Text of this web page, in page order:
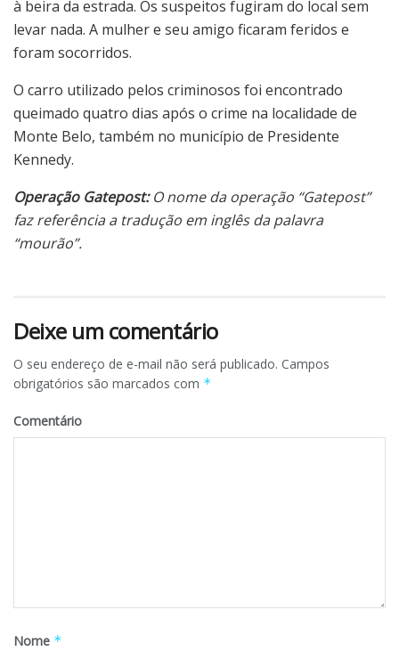
à beira da estrada. Os suspeitos fugiram do local sem
levar nada. A mulher e seu amigo ficaram feridos e
foram socorridos.
O carro utilizado pelos criminosos foi encontrado
queimado quatro dias após o crime na localidade de
Monte Belo, também no município de Presidente
Kennedy.
Operação Gatepost:O nome da operação “Gatepost”
faz referência a tradução em inglês da palavra
“mourão”.
Deixe um comentário
O seu endereço de e-mail não será publicado. Campos
obrigatórios são marcados com *
Comentário
Nome *